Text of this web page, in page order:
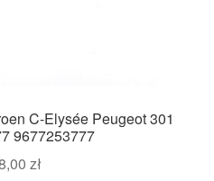
C-Elysée Peugeot 301
9677253777
zł